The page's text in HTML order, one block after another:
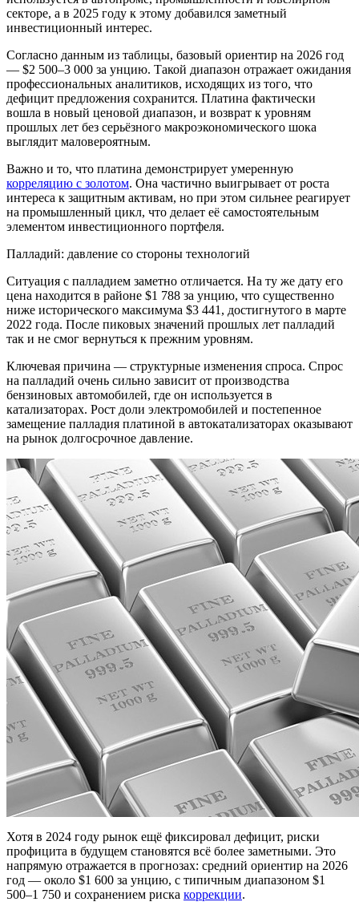
секторе, а в 2025 году к этому добавился заметный
инвестиционный интерес.
Согласно данным из таблицы, базовый ориентир на 2026 год
— $2 500–3 000 за унцию. Такой диапазон отражает ожидания
профессиональных аналитиков, исходящих из того, что
дефицит предложения сохранится. Платина фактически
вошла в новый ценовой диапазон, и возврат к уровням
прошлых лет без серьёзного макроэкономического шока
выглядит маловероятным.
Важно и то, что платина демонстрирует умеренную
корреляцию с золотом. Она частично выигрывает от роста
интереса к защитным активам, но при этом сильнее реагирует
на промышленный цикл, что делает её самостоятельным
элементом инвестиционного портфеля.
Палладий: давление со стороны технологий
Ситуация с палладием заметно отличается. На ту же дату его
цена находится в районе $1 788 за унцию, что существенно
ниже исторического максимума $3 441, достигнутого в марте
2022 года. После пиковых значений прошлых лет палладий
так и не смог вернуться к прежним уровням.
Ключевая причина — структурные изменения спроса. Спрос
на палладий очень сильно зависит от производства
бензиновых автомобилей, где он используется в
катализаторах. Рост доли электромобилей и постепенное
замещение палладия платиной в автокатализаторах оказывают
на рынок долгосрочное давление.
Хотя в 2024 году рынок ещё фиксировал дефицит, риски
профицита в будущем становятся всё более заметными. Это
напрямую отражается в прогнозах: средний ориентир на 2026
год — около $1 600 за унцию, с типичным диапазоном $1
500–1 750 и сохранением риска коррекции.